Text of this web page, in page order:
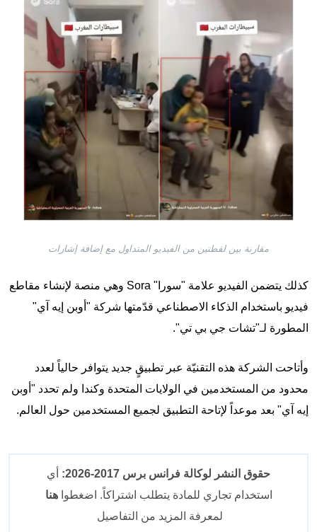
مقارنة بين لقطتين من الفيديو المتداول مع إضافة إشارات
كذلك يتضمن الفيديو علامة "سورا" Sora وهي منصة لإنشاء مقاطع
فيديو باستخدام الذكاء الاصطناعي قدّمتها شركة "أوبن إيه آي"
المطورة لـ"تشات جي بي تي".
وأتاحت الشركة هذه التقنيّة عبر تطبيقٍ جديد يتوافر حالياً لعدد
محدود من المستخدمين في الولايات المتحدة وكندا ولم تحدد "أوبن
إيه آي" بعد موعداً لإتاحة التطبيق لجميع المستخدمين حول العالم.
حقوق النشر لوكالة فرانس برس 2017-2026:
أي
استخدام تجاري للمادة يتطلب اشتراكاً. اضغطواهنا
لمعرفة المزيد من التفاصيل